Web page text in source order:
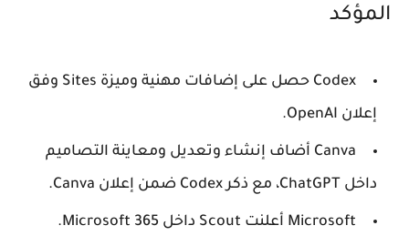
المؤكد
Codex حصل على إضافات مهنية وميزة Sites وفق
إعلان OpenAI.
Canva أضاف إنشاء وتعديل ومعاينة التصاميم
داخل ChatGPT، مع ذكر Codex ضمن إعلان Canva.
Microsoft أعلنت Scout داخل Microsoft 365.